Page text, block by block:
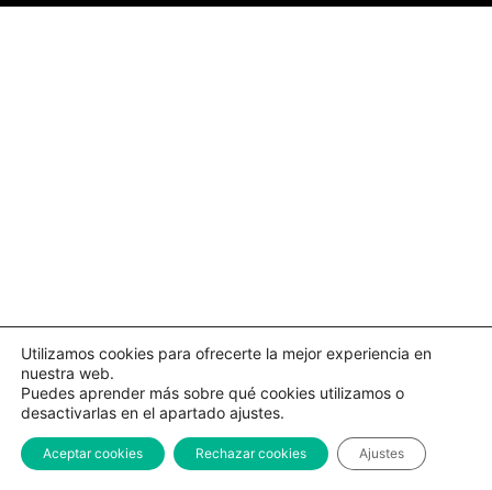
Utilizamos cookies para ofrecerte la mejor experiencia en
nuestra web.
Puedes aprender más sobre qué cookies utilizamos o
desactivarlas en el apartado ajustes.
Aceptar cookies Rechazar cookies Ajustes